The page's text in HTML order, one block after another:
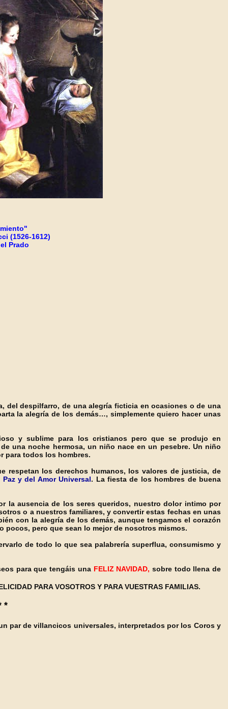
(1526-1612)
Prado
del despilfarro, de una alegría ficticia en ocasiones o de una
la alegría de los demás…, simplemente quiero hacer unas
y sublime para los cristianos pero que se produjo en
una noche hermosa, un niño nace en un pesebre. Un niño
para todos los hombres.
respetan los derechos humanos, los valores de justicia, de
y del Amor Universal. La fiesta de los hombres de buena
la ausencia de los seres queridos, nuestro dolor intimo por
o a nuestros familiares, y convertir estas fechas en unas
con la alegría de los demás, aunque tengamos el corazón
pocos, pero que sean lo mejor de nosotros mismos.
de todo lo que sea palabrería superflua, consumismo y
para que tengáis una FELIZ NAVIDAD, sobre todo llena de
PARA VOSOTROS Y PARA VUESTRAS FAMILIAS.
*
par de villancicos universales, interpretados por los Coros y